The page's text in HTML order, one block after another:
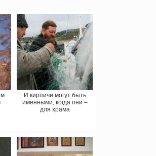
И кирпичи могут быть
именными, когда они –
для храма